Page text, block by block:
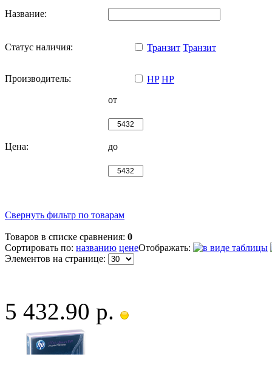
Название:
Статус наличия: Транзит Транзит
Производитель: HP HP
Цена:
от
до
Свернуть фильтр по товарам
Товаров в списке сравнения: 0
Сортировать по: названию ценеОтображать:
Элементов на странице:
5 432.90 р.